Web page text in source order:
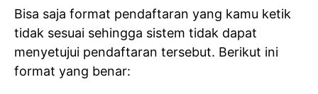
Bisa saja format pendaftaran yang kamu ketik
tidak sesuai sehingga sistem tidak dapat
menyetujui pendaftaran tersebut. Berikut ini
format yang benar: